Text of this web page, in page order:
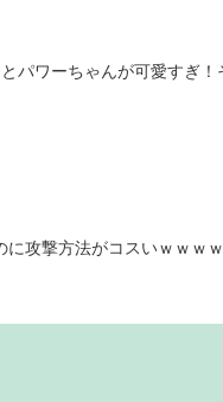
パワーちゃんが可愛すぎ
に攻撃方法がコスいｗｗｗｗ